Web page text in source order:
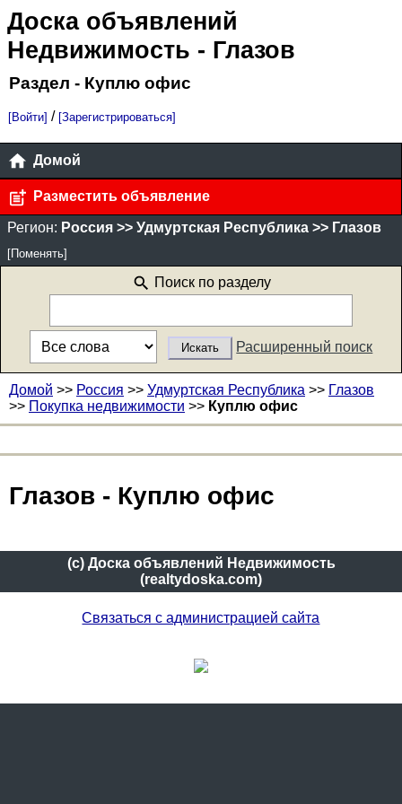
Доска объявлений
Недвижимость - Глазов
Раздел - Куплю офис
[Войти] / [Зарегистрироваться]
Домой
Разместить объявление
Регион: Россия >> Удмуртская Республика >> Глазов
[Поменять]
Поиск по разделу
Расширенный поиск
Домой >> Россия >> Удмуртская Республика >> Глазов
>> Покупка недвижимости >> Куплю офис
Глазов - Куплю офис
(c) Доска объявлений Недвижимость
(realtydoska.com)
Связаться с администрацией сайта